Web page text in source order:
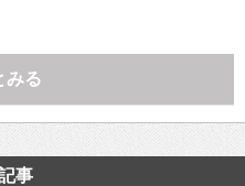
みる
事